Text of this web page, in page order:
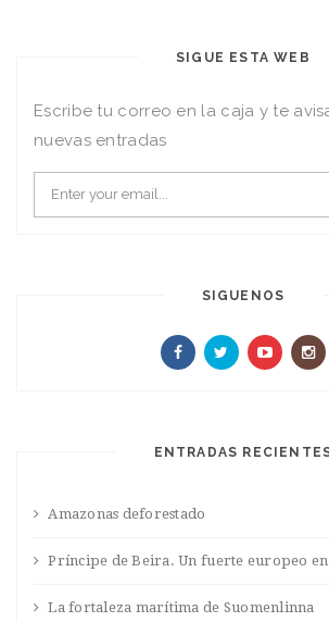
SIGUE ESTA WEB
Escribe tu correo en la caja y te
nuevas entradas
SIGUENOS
ENTRADAS
Amazonas deforestado
Príncipe de Beira. Un fuerte europeo en
La fortaleza marítima de Suomenlinna